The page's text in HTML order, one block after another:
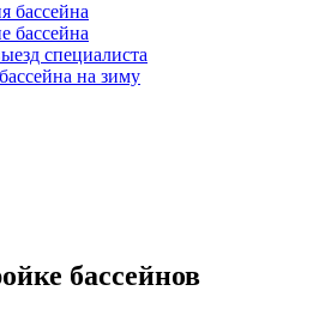
бассейна
бассейна
специалиста
на зиму
бассейнов